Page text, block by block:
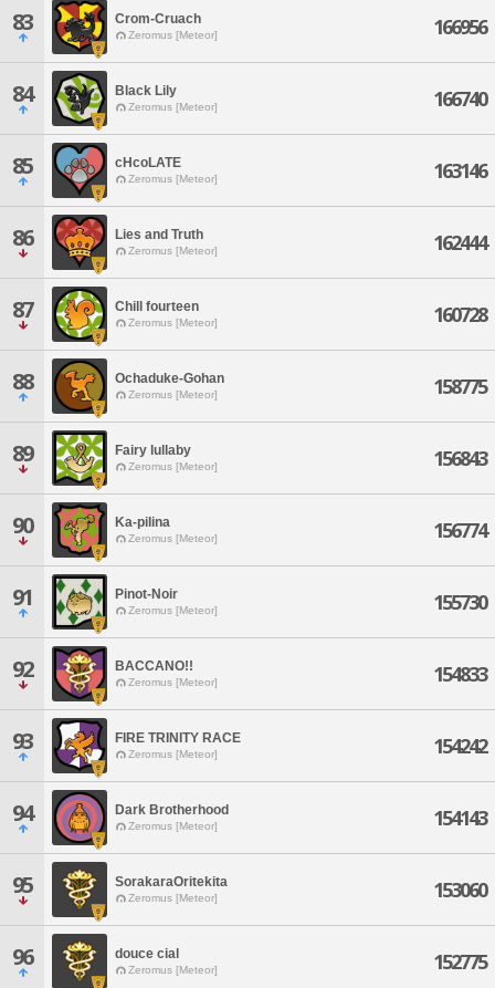
83 Crom-Cruach
Zeromus [Meteor] 166956
84 Black Lily
Zeromus [Meteor] 166740
85 cHcoLATE
Zeromus [Meteor] 163146
86 Lies and Truth
Zeromus [Meteor] 162444
87 Chill fourteen
Zeromus [Meteor] 160728
88 Ochaduke-Gohan
Zeromus [Meteor] 158775
89 Fairy lullaby
Zeromus [Meteor] 156843
90 Ka-pilina
Zeromus [Meteor] 156774
91 Pinot-Noir
Zeromus [Meteor] 155730
92 BACCANO!!
Zeromus [Meteor] 154833
93 FIRE TRINITY RACE
Zeromus [Meteor] 154242
94 Dark Brotherhood
Zeromus [Meteor] 154143
95 SorakaraOritekita
Zeromus [Meteor] 153060
96 douce cial
Zeromus [Meteor] 152775